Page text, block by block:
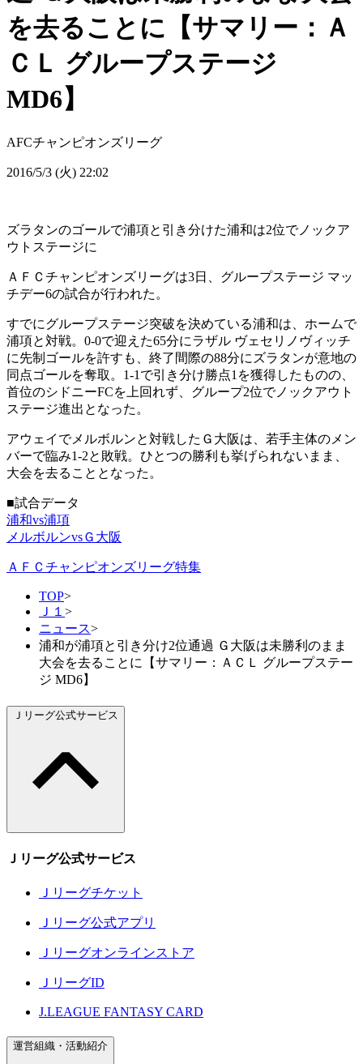
を去ることに【サマリー：Ａ
ＣＬ グループステージ
MD6】
AFCチャンピオンズリーグ
2016/5/3 (火) 22:02
ズラタンのゴールで浦項と引き分けた浦和は2位でノックア
ウトステージに
ＡＦＣチャンピオンズリーグは3日、グループステージ マッ
チデー6の試合が行われた。
すでにグループステージ突破を決めている浦和は、ホームで
浦項と対戦。0-0で迎えた65分にラザル ヴェセリノヴィッチ
に先制ゴールを許すも、終了間際の88分にズラタンが意地の
同点ゴールを奪取。1-1で引き分け勝点1を獲得したものの、
首位のシドニーFCを上回れず、グループ2位でノックアウト
ステージ進出となった。
アウェイでメルボルンと対戦したＧ大阪は、若手主体のメン
バーで臨み1-2と敗戦。ひとつの勝利も挙げられないまま、
大会を去ることとなった。
■試合データ
浦和vs浦項
メルボルンvsＧ大阪
ＡＦＣチャンピオンズリーグ特集
TOP>
Ｊ１ >
ニュース>
浦和が浦項と引き分け2位通過 Ｇ大阪は未勝利のまま
大会を去ることに【サマリー：ＡＣＬ グループステー
ジ MD6】
Ｊリーグ公式サービス
Ｊリーグ公式サービス
Ｊリーグチケット
Ｊリーグ公式アプリ
Ｊリーグオンラインストア
ＪリーグID
J.LEAGUE FANTASY CARD
運営組織・活動紹介